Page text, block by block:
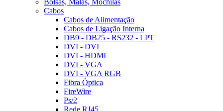
Cabos
Cabos de Alimentação
Cabos de Ligação Interna
DB9 - DB25 - RS232 - LPT
DVI - DVI
DVI - HDMI
DVI - VGA
DVI - VGA RGB
Fibra Óptica
FireWire
Ps/2
Rede RJ45